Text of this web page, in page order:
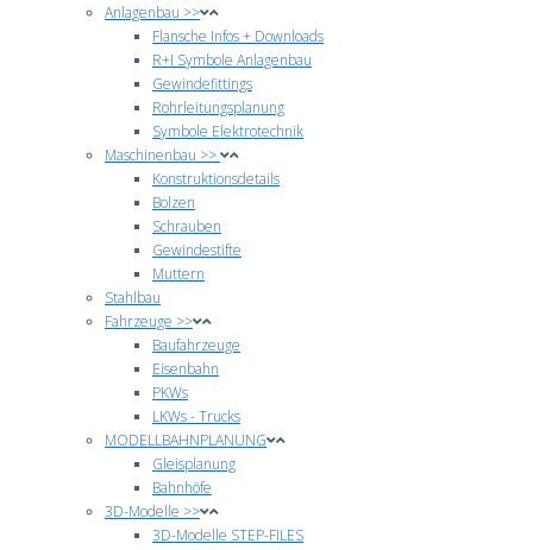
Anlagenbau >>
Flansche Infos + Downloads
R+I Symbole Anlagenbau
Gewindefittings
Rohrleitungsplanung
Symbole Elektrotechnik
Maschinenbau >>
Konstruktionsdetails
Bolzen
Schrauben
Gewindestifte
Muttern
Stahlbau
Fahrzeuge >>
Baufahrzeuge
Eisenbahn
PKWs
LKWs - Trucks
MODELLBAHNPLANUNG
Gleisplanung
Bahnhöfe
3D-Modelle >>
3D-Modelle STEP-FILES